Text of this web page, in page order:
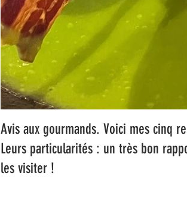
Avis aux gourmands. Voici mes cinq
Leurs particularités : un très bon
les visiter !